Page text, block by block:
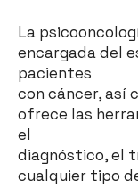
La
encargada del
pacientes
con cáncer, así
ofrece las
el
diagnóstico, el
cualquier tipo